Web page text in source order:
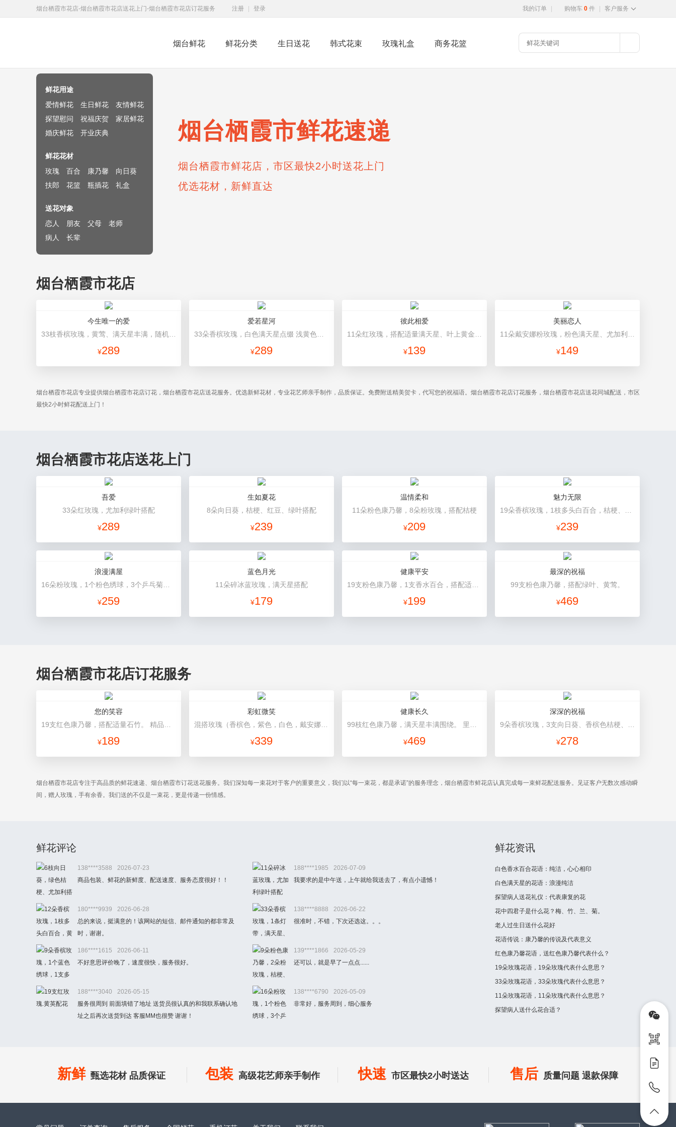
烟台栖霞市花店-烟台栖霞市花店送花上门-烟台栖霞市花店订花服务 注册 登录 我的订单 购物车 0 件 客户服务
烟台鲜花 鲜花分类 生日送花 韩式花束 玫瑰礼盒 商务花篮
烟台栖霞市鲜花速递
烟台栖霞市鲜花店，市区最快2小时送花上门
优选花材，新鲜直达
鲜花用途
爱情鲜花
生日鲜花
友情鲜花
探望慰问
祝福庆贺
家居鲜花
婚庆鲜花
开业庆典
鲜花花材
玫瑰
百合 康乃馨
向日葵
扶郎
花篮 瓶插花 礼盒
送花对象
恋人
朋友 父母
老师
病人
长辈
烟台栖霞市花店
今生唯一的爱
¥289
爱若星河
¥289
彼此相爱
¥139
美丽恋人
¥149
烟台栖霞市花店专业提供烟台栖霞市花店订花，烟台栖霞市花店送花服务。优选新鲜花材，专业花艺师亲手制作，品质保证。免费附送精美贺卡，代写您的祝福语。烟台栖霞市花店订花服务，烟台栖霞市花店送花同城配送，市区
最快2小时鲜花配送上门！
烟台栖霞市花店送花上门
吾爱
33朵红玫瑰，尤加利绿叶搭配
¥289
生如夏花
8朵向日葵，桔梗、红豆、绿叶搭配
¥239
温情柔和
11朵粉色康乃馨，8朵粉玫瑰，搭配桔梗
¥209
魅力无限
¥239
浪漫满屋
¥259
蓝色月光
11朵碎冰蓝玫瑰，满天星搭配
¥179
健康平安
¥199
最深的祝福
99支粉色康乃馨，搭配绿叶、黄莺。
¥469
烟台栖霞市花店订花服务
您的笑容
¥189
彩虹微笑
¥339
健康长久
¥469
深深的祝福
¥278
烟台栖霞市花店专注于高品质的鲜花速递、烟台栖霞市订花送花服务。我们深知每一束花对于客户的重要意义，我们以“每一束花，都是承诺”的服务理念，烟台栖霞市鲜花店认真完成每一束鲜花配送服务。见证客户无数次感动瞬
间，赠人玫瑰，手有余香。我们送的不仅是一束花，更是传递一份情感。
鲜花评论
138****3588
2026-07-23
商品包装、鲜花的新鲜度、配送速度、服务态度很好！！
188****1985
2026-07-09
我要求的是中午送，上午就给我送去了，有点小遗憾！
180****9939
2026-06-28
总的来说，挺满意的！该网站的短信、邮件通知的都非常及
时，谢谢。
138****8888
2026-06-22
很准时，不错，下次还选这。。。
186****1615
2026-06-11
不好意思评价晚了，速度很快，服务很好。
139****1866
2026-05-29
还可以，就是早了一点点......
188****3040
2026-05-15
服务很周到 前面填错了地址 送货员很认真的和我联系确认地
址之后再次送货到达 客服MM也很赞 谢谢！
138****6790
2026-05-09
非常好，服务周到，细心服务
鲜花资讯
白色香水百合花语：纯洁，心心相印
白色满天星的花语：浪漫纯洁
探望病人送花礼仪：代表康复的花
花中四君子是什么花？梅、竹、兰、菊。
老人过生日送什么花好
花语传说：康乃馨的传说及代表意义
红色康乃馨花语，送红色康乃馨代表什么？
19朵玫瑰花语，19朵玫瑰代表什么意思？
33朵玫瑰花语，33朵玫瑰代表什么意思？
11朵玫瑰花语，11朵玫瑰代表什么意思？
探望病人送什么花合适？
新鲜 甄选花材 品质保证 包装 高级花艺师亲手制作 快速 市区最快2小时送达 售后 质量问题 退款保障